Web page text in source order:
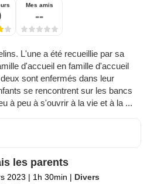
Mes amis
--
L'une a été recueillie par sa
d'accueil en famille d'accueil
sont enfermés dans leur
se rencontrent sur les bancs
à peu à s'ouvrir à la vie et à la ...
les parents
2023 | 1h 30min | Divers